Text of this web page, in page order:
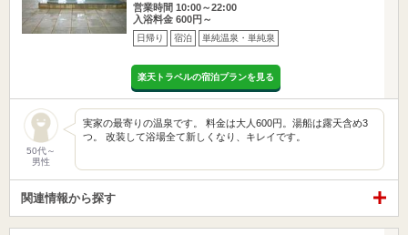
営業時間 10:00～22:00
入浴料金 600円～
日帰り 宿泊 単純温泉・単純泉
楽天トラベルの宿泊プランを見る
50代～
男性
実家の最寄りの温泉です。 料金は大人600円。湯船は露天含め3
つ。 改装して浴場全て新しくなり、キレイです。
関連情報から探す